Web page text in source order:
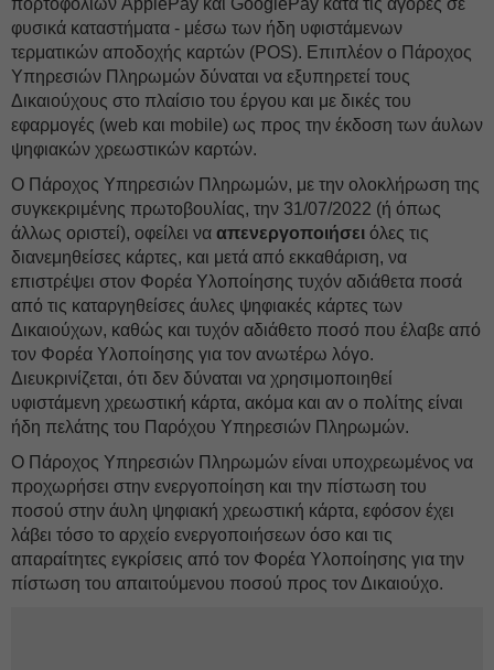
πορτοφολιών ApplePay και GooglePay κατά τις αγορές σε
φυσικά καταστήματα - μέσω των ήδη υφιστάμενων
τερματικών αποδοχής καρτών (POS). Επιπλέον ο Πάροχος
Υπηρεσιών Πληρωμών δύναται να εξυπηρετεί τους
Δικαιούχους στο πλαίσιο του έργου και με δικές του
εφαρμογές (web και mobile) ως προς την έκδοση των άυλων
ψηφιακών χρεωστικών καρτών.
Ο Πάροχος Υπηρεσιών Πληρωμών, με την ολοκλήρωση της
συγκεκριμένης πρωτοβουλίας, την 31/07/2022 (ή όπως
άλλως οριστεί), οφείλει να απενεργοποιήσει όλες τις
διανεμηθείσες κάρτες, και μετά από εκκαθάριση, να
επιστρέψει στον Φορέα Υλοποίησης τυχόν αδιάθετα ποσά
από τις καταργηθείσες άυλες ψηφιακές κάρτες των
Δικαιούχων, καθώς και τυχόν αδιάθετο ποσό που έλαβε από
τον Φορέα Υλοποίησης για τον ανωτέρω λόγο.
Διευκρινίζεται, ότι δεν δύναται να χρησιμοποιηθεί
υφιστάμενη χρεωστική κάρτα, ακόμα και αν ο πολίτης είναι
ήδη πελάτης του Παρόχου Υπηρεσιών Πληρωμών.
Ο Πάροχος Υπηρεσιών Πληρωμών είναι υποχρεωμένος να
προχωρήσει στην ενεργοποίηση και την πίστωση του
ποσού στην άυλη ψηφιακή χρεωστική κάρτα, εφόσον έχει
λάβει τόσο το αρχείο ενεργοποιήσεων όσο και τις
απαραίτητες εγκρίσεις από τον Φορέα Υλοποίησης για την
πίστωση του απαιτούμενου ποσού προς τον Δικαιούχο.